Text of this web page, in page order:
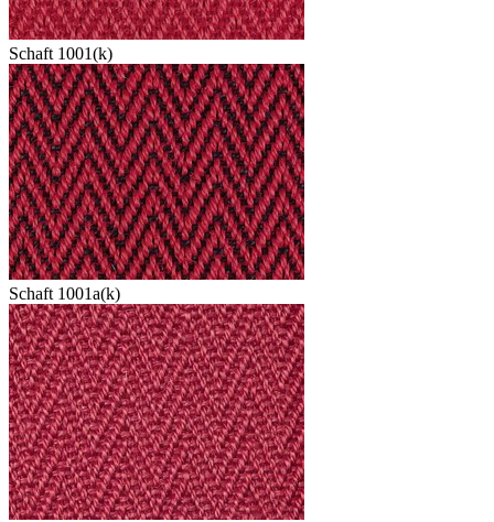
Schaft 1001(k)
Schaft 1001a(k)